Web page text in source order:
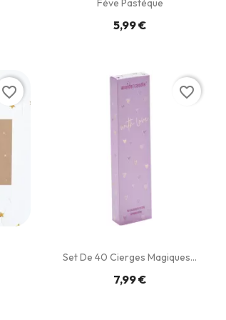
Fève Pastèque
5,99 €
favorite_border
Set De 40 Cierges Magiques...
7,99 €
favorite_border